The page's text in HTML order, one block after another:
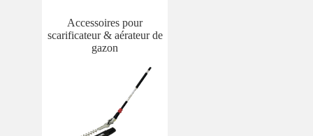
Accessoires pour
scarificateur & aérateur de
gazon